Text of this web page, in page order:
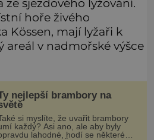
hoře živého
Kössen, mají lyžaři k
v nadmořské výšce
nejlepší brambory na
si myslíte, že uvařit brambory
každý? Asi ano, ale aby byly
lahodné, hodí se některé